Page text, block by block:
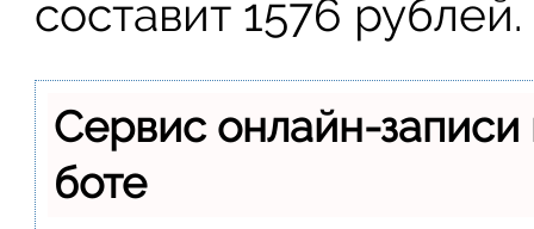
составит 1576 рублей.
Сервис онлайн-
боте